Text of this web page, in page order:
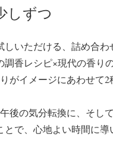
しずつ
いただける、詰め合わ
調香レシピ×現代の香り
がイメージにあわせて2
後の気分転換に、そし
で、心地よい時間に導